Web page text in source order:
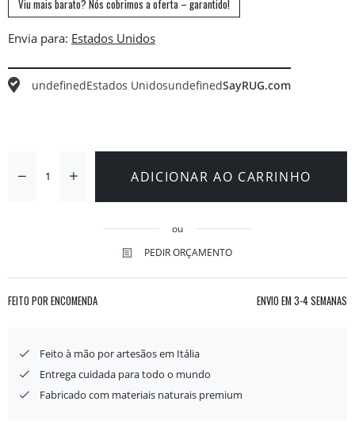
Viu mais barato? Nós cobrimos a oferta – garantido!
Envia para:
undefinedEstados UnidosundefinedSayRUG.com
ADICIONAR AO CARRINHO
ou
PEDIR ORÇAMENTO
FEITO POR ENCOMENDA ENVIO EM 3-4 SEMANAS
Feito à mão por artesãos em Itália
Entrega cuidada para todo o mundo
Fabricado com materiais naturais premium